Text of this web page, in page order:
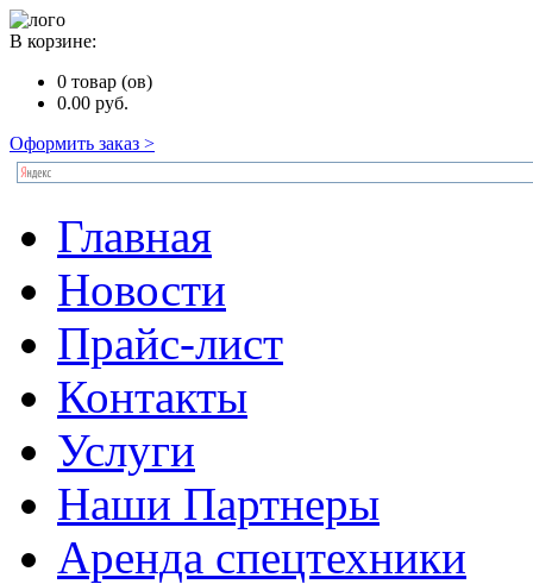
В корзине:
0 товар (ов)
0.00 руб.
Оформить заказ >
Главная
Новости
Прайс-лист
Контакты
Услуги
Наши Партнеры
Аренда спецтехники